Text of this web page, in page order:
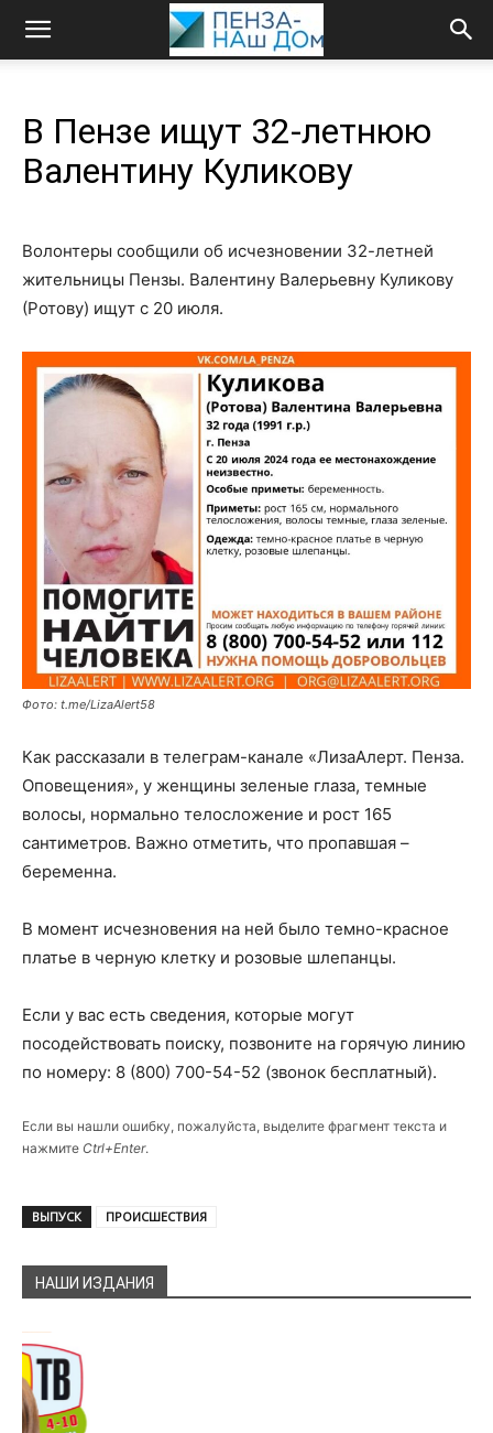
В Пензе ищут 32-летнюю
Валентину Куликову
Волонтеры сообщили об исчезновении 32-летней
жительницы Пензы. Валентину Валерьевну Куликову
(Ротову) ищут с 20 июля.
Фото: t.me/LizaAlert58
Как рассказали в телеграм-канале «ЛизаАлерт. Пенза.
Оповещения», у женщины зеленые глаза, темные
волосы, нормально телосложение и рост 165
сантиметров. Важно отметить, что пропавшая –
беременна.
В момент исчезновения на ней было темно-красное
платье в черную клетку и розовые шлепанцы.
Если у вас есть сведения, которые могут
посодействовать поиску, позвоните на горячую линию
по номеру: 8 (800) 700-54-52 (звонок бесплатный).
Если вы нашли ошибку, пожалуйста, выделите фрагмент текста и
нажмите Ctrl+Enter.
ВЫПУСК ПРОИСШЕСТВИЯ
НАШИ ИЗДАНИЯ